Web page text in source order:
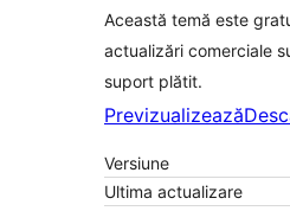
Această temă este
actualizări comerciale
suport plătit.
Previzualizează
Versiune
Ultima actualizare